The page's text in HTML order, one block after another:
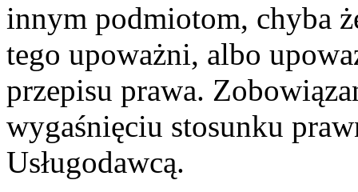
innym podmiotom, chyba
tego upoważni, albo
przepisu prawa.
wygaśnięciu stosunku
Usługodawcą.